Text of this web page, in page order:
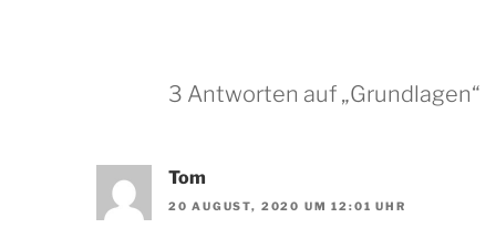
3 Antworten auf „Grundlagen“
Tom
20 AUGUST, 2020 UM 12:01 UHR